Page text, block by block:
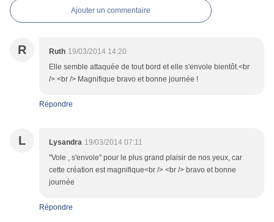
Ajouter un commentaire
R Ruth 19/03/2014 14:20
Elle semble attaquée de tout bord et elle s'envole bientôt.<br
/> <br /> Magnifique bravo et bonne journée !
Répondre
L Lysandra 19/03/2014 07:11
"Vole , s'envole" pour le plus grand plaisir de nos yeux, car
cette création est magnifique<br /> <br /> bravo et bonne
journée
Répondre